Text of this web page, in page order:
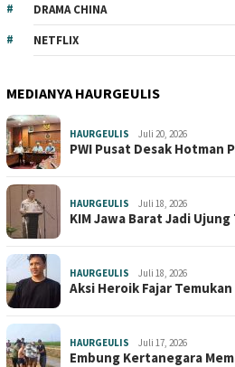
DRAMA CHINA
NETFLIX
MEDIANYA HAURGEULIS
HAURGEULIS Juli 20, 2026
PWI Pusat Desak Hotman
HAURGEULIS Juli 18, 2026
KIM Jawa Barat Jadi
HAURGEULIS Juli 18, 2026
Aksi Heroik Fajar
HAURGEULIS Juli 17, 2026
Embung Kertanegara